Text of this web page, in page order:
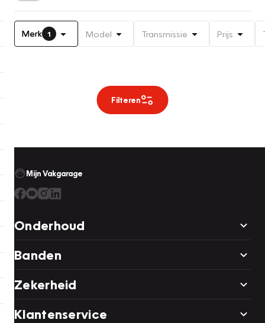
Merk 1 Model Transmissie Prijs
Filteren
Mijn Vakgarage
Onderhoud
Banden
Zekerheid
Klantenservice